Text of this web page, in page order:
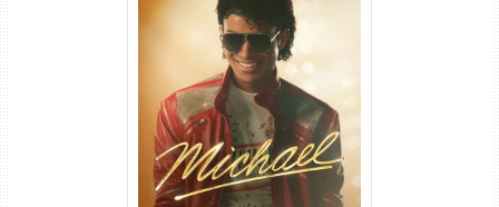
Michael Torrent (2026) WEB-
DL 1080p/4K Dual Áudio